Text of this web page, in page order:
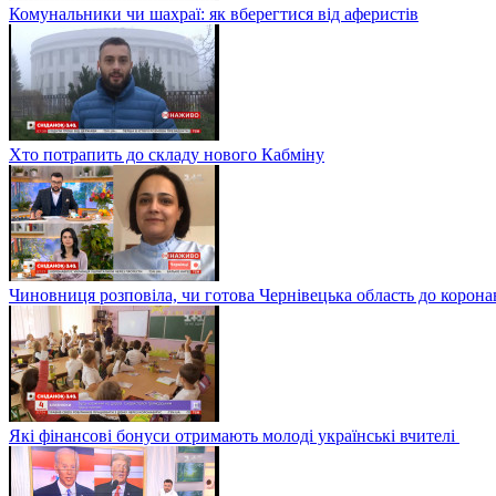
Комунальники чи шахраї: як вберегтися від аферистів
Хто потрапить до складу нового Кабміну
Чиновниця розповіла, чи готова Чернівецька область до
Які фінансові бонуси отримають молоді українські вчителі